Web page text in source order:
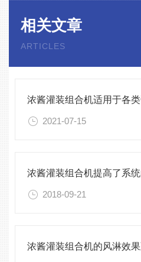
相关文章
ARTICLES
2021-07-15
2018-09-21